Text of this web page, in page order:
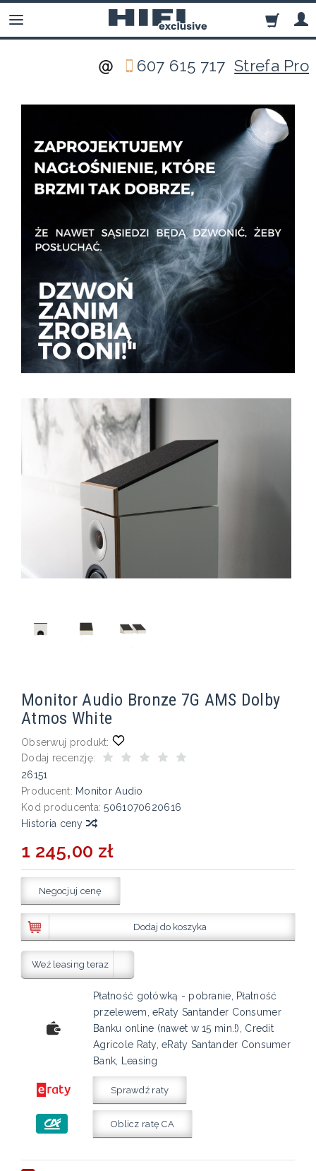
607 615 717Strefa Pro
Monitor Audio Bronze 7G AMS Dolby
Atmos White
Obserwuj produkt:
Dodaj recenzję:
26151
Producent: Monitor Audio
Kod producenta: 5061070620616
Historia ceny
1 245,00 zł
Negocjuj cenę
Dodaj do koszyka
Weź leasing teraz
Płatność gotówką - pobranie, Płatność
przelewem, eRaty Santander Consumer
Banku online (nawet w 15 min.!), Credit
Agricole Raty, eRaty Santander Consumer
Bank, Leasing
Sprawdź raty
Oblicz ratę CA